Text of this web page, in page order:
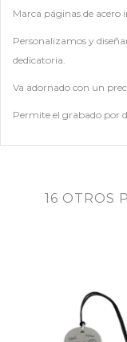
Marca páginas de acero
Personalizamos y
dedicatoria.
Va adornado con un
Permite el grabado por
16 OTROS